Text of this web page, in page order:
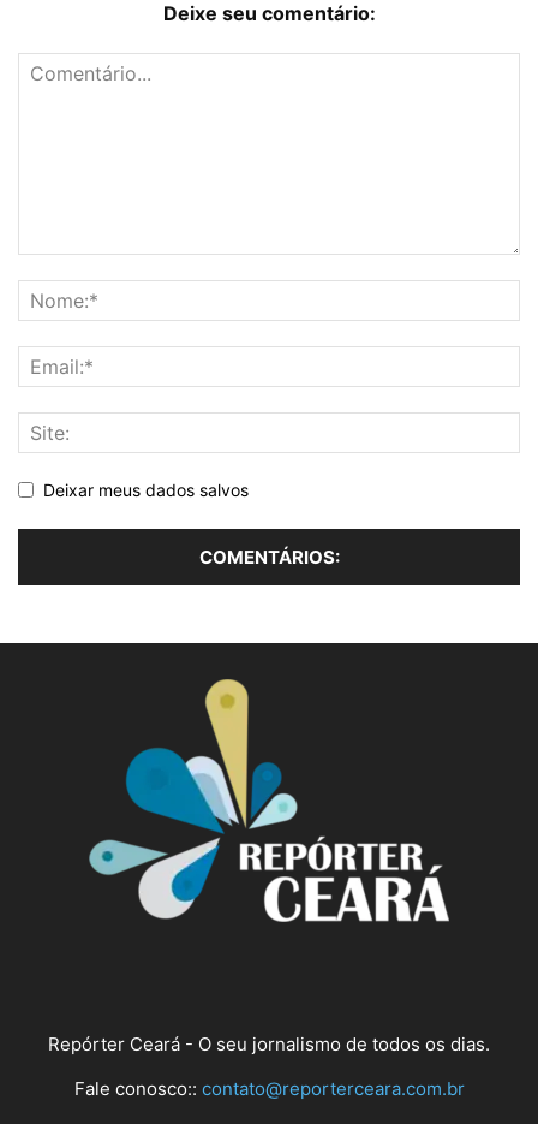
Deixe seu comentário:
Deixar meus dados salvos
Repórter Ceará - O seu jornalismo de todos os dias.
Fale conosco:: contato@reporterceara.com.br